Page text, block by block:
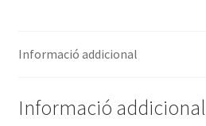
10
maig
de
Informació addicional
Informació addicional